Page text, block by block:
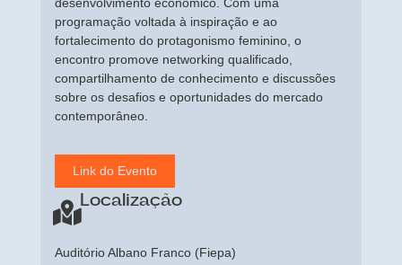
desenvolvimento econômico. Com uma
programação voltada à inspiração e ao
fortalecimento do protagonismo feminino, o
encontro promove networking qualificado,
compartilhamento de conhecimento e discussões
sobre os desafios e oportunidades do mercado
contemporâneo.
Link do Evento
Localização
Auditório Albano Franco (Fiepa)